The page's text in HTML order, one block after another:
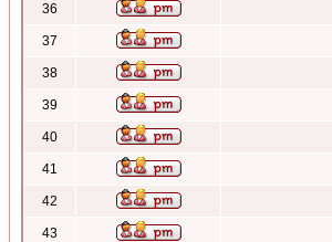
36
37
38
39
40
41
42
43